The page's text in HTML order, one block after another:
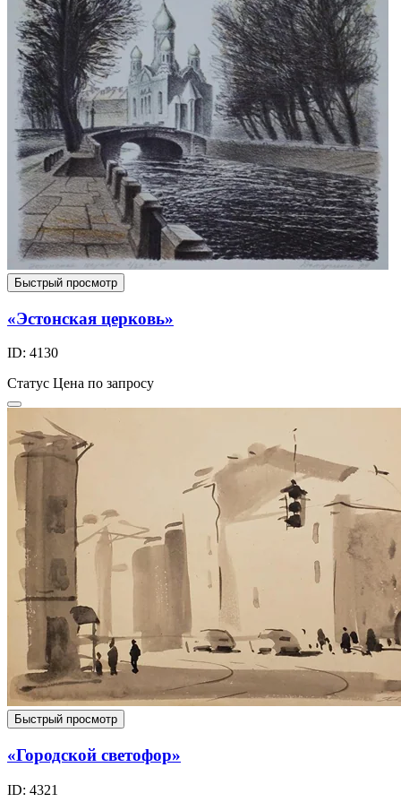
Быстрый просмотр
«Эстонская церковь»
ID: 4130
Статус Цена по запросу
Быстрый просмотр
«Городской светофор»
ID: 4321